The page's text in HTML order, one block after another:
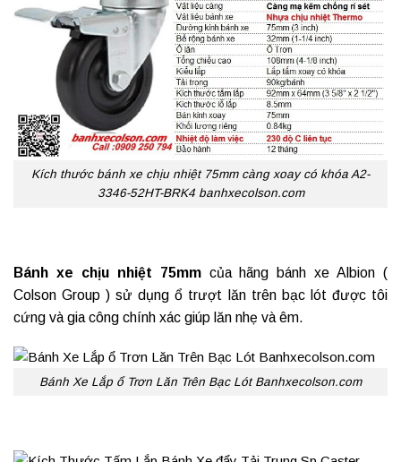
Kích thước bánh xe chịu nhiệt 75mm càng xoay có khóa A2-
3346-52HT-BRK4 banhxecolson.com
Bánh xe chịu nhiệt 75mmcủa hãng bánh xe Albion (
Colson Group ) sử dụng ổ trượt lăn trên bạc lót được tôi
cứng và gia công chính xác giúp lăn nhẹ và êm.
Bánh Xe Lắp ổ Trơn Lăn Trên Bạc Lót Banhxecolson.com